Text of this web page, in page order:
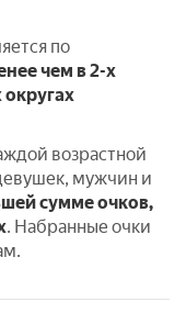
по
чем в 2-х
возрастной
мужчин и
сумме очков,
. Набранные очки